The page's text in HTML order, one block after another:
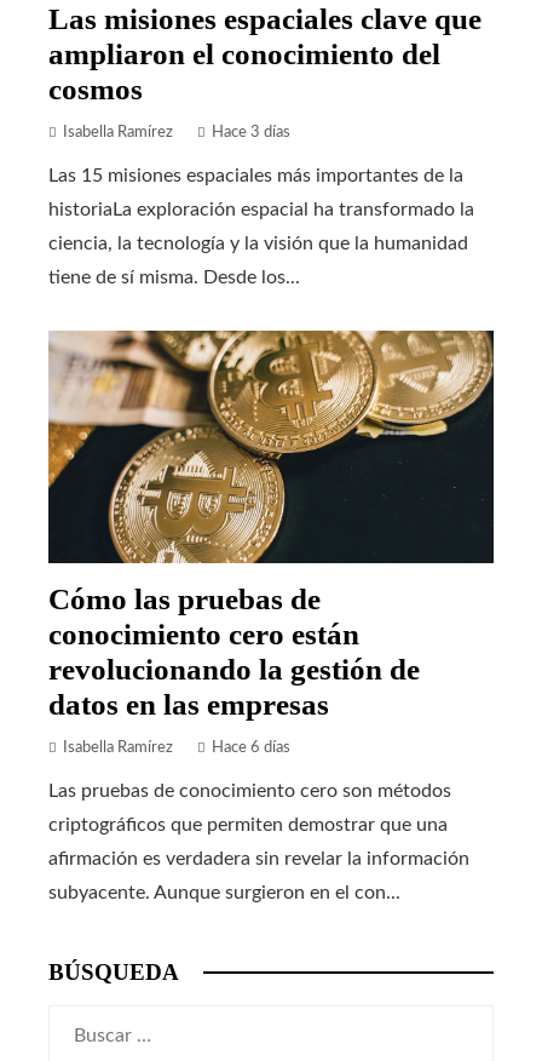
Las misiones espaciales clave que
ampliaron el conocimiento del
cosmos
Isabella Ramírez Hace 3 días
Las 15 misiones espaciales más importantes de la
historiaLa exploración espacial ha transformado la
ciencia, la tecnología y la visión que la humanidad
tiene de sí misma. Desde los...
Cómo las pruebas de
conocimiento cero están
revolucionando la gestión de
datos en las empresas
Isabella Ramírez Hace 6 días
Las pruebas de conocimiento cero son métodos
criptográficos que permiten demostrar que una
afirmación es verdadera sin revelar la información
subyacente. Aunque surgieron en el con...
BÚSQUEDA